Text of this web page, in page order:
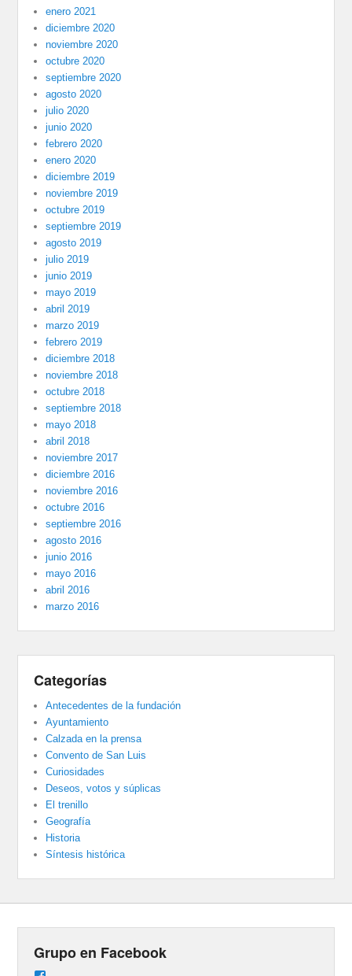
enero 2021
diciembre 2020
noviembre 2020
octubre 2020
septiembre 2020
agosto 2020
julio 2020
junio 2020
febrero 2020
enero 2020
diciembre 2019
noviembre 2019
octubre 2019
septiembre 2019
agosto 2019
julio 2019
junio 2019
mayo 2019
abril 2019
marzo 2019
febrero 2019
diciembre 2018
noviembre 2018
octubre 2018
septiembre 2018
mayo 2018
abril 2018
noviembre 2017
diciembre 2016
noviembre 2016
octubre 2016
septiembre 2016
agosto 2016
junio 2016
mayo 2016
abril 2016
marzo 2016
Categorías
Antecedentes de la fundación
Ayuntamiento
Calzada en la prensa
Convento de San Luis
Curiosidades
Deseos, votos y súplicas
El trenillo
Geografía
Historia
Síntesis histórica
Grupo en Facebook